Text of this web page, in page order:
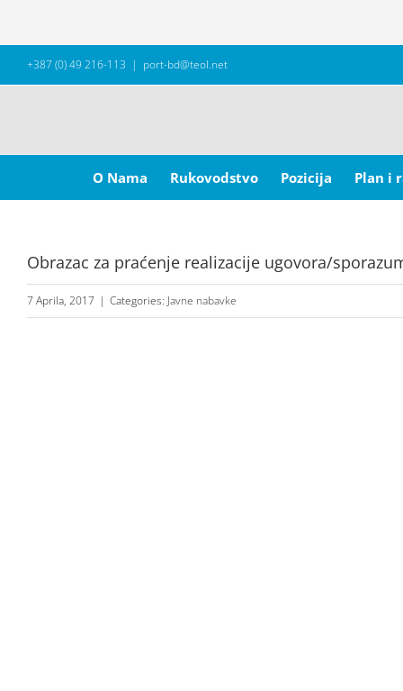
+387 (0) 49 216-113 | port-bd@teol.net
for:
O Nama
Rukovodstvo Pozicija Plan i
Obrazac za praćenje realizacije ugovora/
7 Aprila, 2017 | Categories: Javne nabavke